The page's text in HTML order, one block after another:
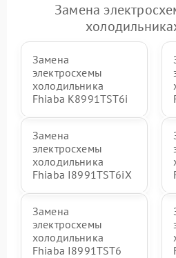
Замена
Замена
электросхемы
холодильника
Fhiaba K8991TST6i
Замена
электросхемы
холодильника
Fhiaba I8991TST6iX
Замена
электросхемы
холодильника
Fhiaba I8991TST6